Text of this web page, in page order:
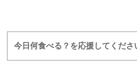
今日何食べる？を応援してくださ